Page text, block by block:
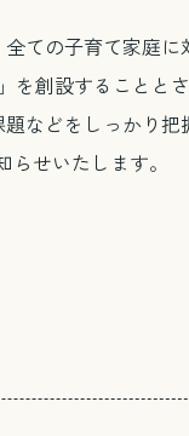
ての子育て家庭に
創設することとさ
などをしっかり把
せいたします。